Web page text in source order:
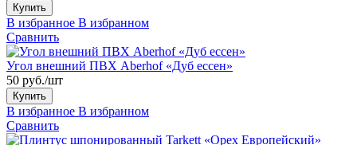
Купить
В избранное В избранном
Сравнить
Угол внешний ПВХ Aberhof «Дуб ессен»
50 руб./шт
Купить
В избранное В избранном
Сравнить